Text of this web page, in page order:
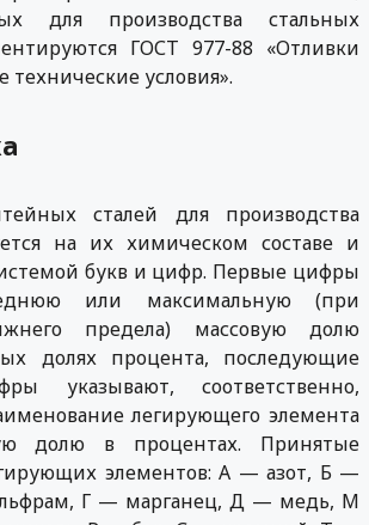
для производства стальных
ГОСТ 977-88 «Отливки
условия».
сталей для производства
на их химическом составе и
букв и цифр. Первые цифры
или максимальную (при
предела) массовую долю
долях процента, последующие
указывают, соответственно,
легирующего элемента
долю в процентах. Принятые
элементов: А — азот, Б —
Г — марганец, Д — медь, М